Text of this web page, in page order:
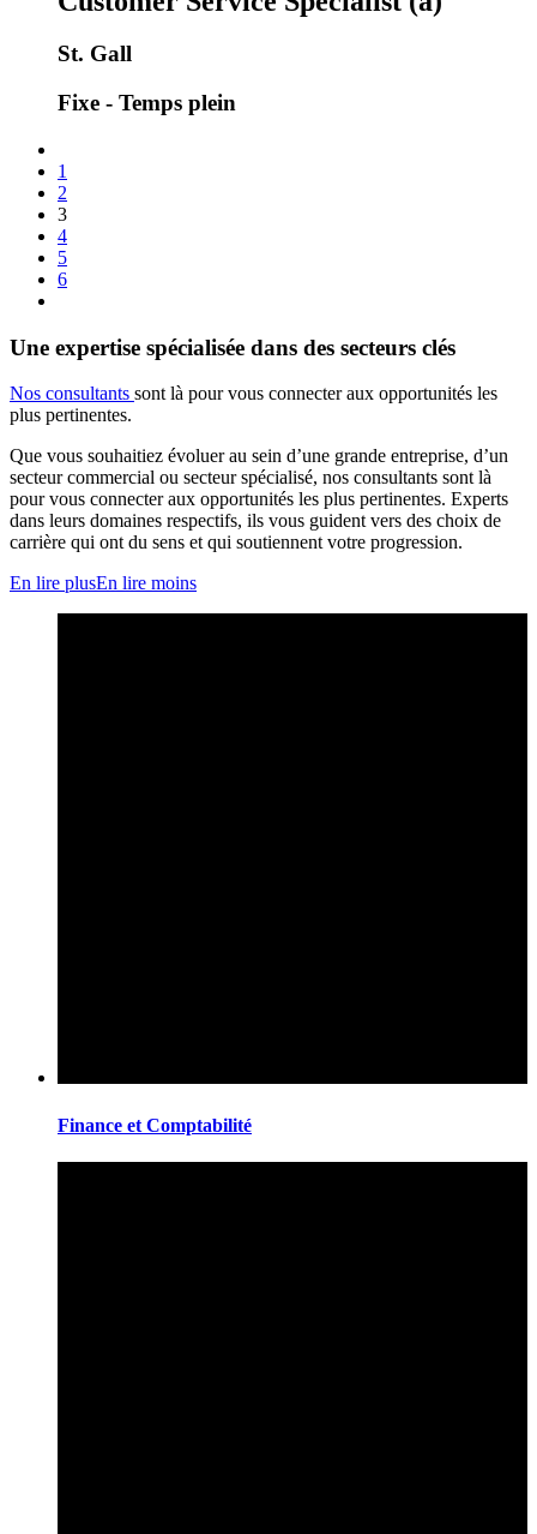
St. Gall
Fixe - Temps plein
1
2
3
4
5
6
Une expertise spécialisée dans des secteurs clés
Nos consultants sont là pour vous connecter aux opportunités les
plus pertinentes.
Que vous souhaitiez évoluer au sein d’une grande entreprise, d’un
secteur commercial ou secteur spécialisé, nos consultants sont là
pour vous connecter aux opportunités les plus pertinentes. Experts
dans leurs domaines respectifs, ils vous guident vers des choix de
carrière qui ont du sens et qui soutiennent votre progression.
En lire plusEn lire moins
Finance et Comptabilité